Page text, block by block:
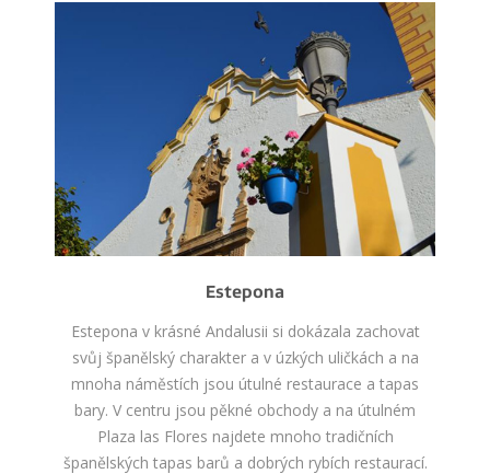
Estepona
Estepona v krásné Andalusii si dokázala zachovat
svůj španělský charakter a v úzkých uličkách a na
mnoha náměstích jsou útulné restaurace a tapas
bary. V centru jsou pěkné obchody a na útulném
Plaza las Flores najdete mnoho tradičních
španělských tapas barů a dobrých rybích restaurací.